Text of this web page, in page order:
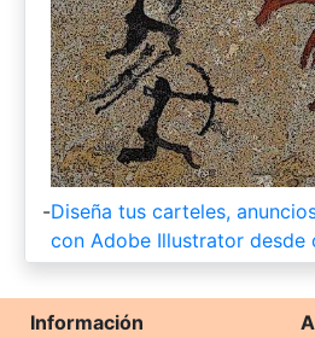
-Diseña tus carteles,
con Adobe Illustrator desde
Información